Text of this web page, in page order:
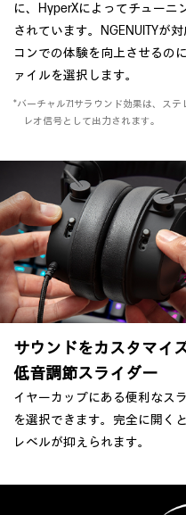
に、HyperXによってチューニ
されています。NGENUITYが
コンでの体験を向上させるの
ァイルを選択します。
*バーチャル7.1サラウンド効果は、ス
レオ信号として出力されます。
サウンドをカスタマイ
低音調節スライダー
イヤーカップにある便利なス
を選択できます。完全に開く
レベルが抑えられます。